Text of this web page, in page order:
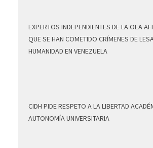
EXPERTOS INDEPENDIENTES DE LA OEA
QUE SE HAN COMETIDO CRÍMENES DE
HUMANIDAD EN VENEZUELA
CIDH PIDE RESPETO A LA LIBERTAD
AUTONOMÍA UNIVERSITARIA